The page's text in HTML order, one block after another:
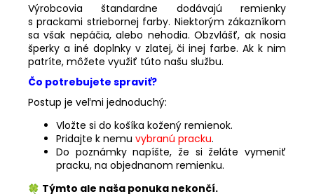
Výrobcovia štandardne dodávajú remienky
s prackami striebornej farby. Niektorým zákazníkom
sa však nepáčia, alebo nehodia. Obzvlášť, ak nosia
šperky a iné doplnky v zlatej, či inej farbe. Ak k nim
patríte, môžete využiť túto našu službu.
Čo potrebujete spraviť?
Postup je veľmi jednoduchý:
Vložte si do košíka kožený remienok.
Pridajte k nemu vybranú pracku.
Do poznámky napíšte, že si želáte vymeniť
pracku, na objednanom remienku.
Týmto ale naša ponuka nekončí.